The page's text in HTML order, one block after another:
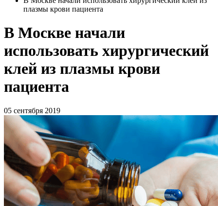
плазмы крови пациента
В Москве начали
использовать хирургический
клей из плазмы крови
пациента
05 сентября 2019